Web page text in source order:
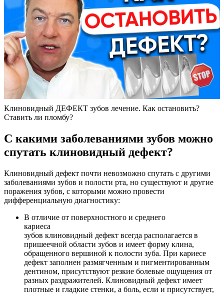
Клиновидный ДЕФЕКТ зубов лечение. Как остановить?
Ставить ли пломбу?
С какими заболеваниями зубов можно
спутать клиновидный дефект?
Клиновидный дефект почти невозможно спутать с другими
заболеваниями зубов и полости рта, но существуют и другие
поражения зубов, с которыми можно провести
дифференциальную диагностику:
В отличие от поверхностного и среднего
кариеса
зубов клиновидный дефект всегда располагается в
пришеечной области зубов и имеет форму клина,
обращенного вершиной к полости зуба. При кариесе
дефект заполнен размягченным и пигментированным
дентином, присутствуют резкие болевые ощущения от
разных раздражителей. Клиновидный дефект имеет
плотные и гладкие стенки, а боль, если и присутствует,